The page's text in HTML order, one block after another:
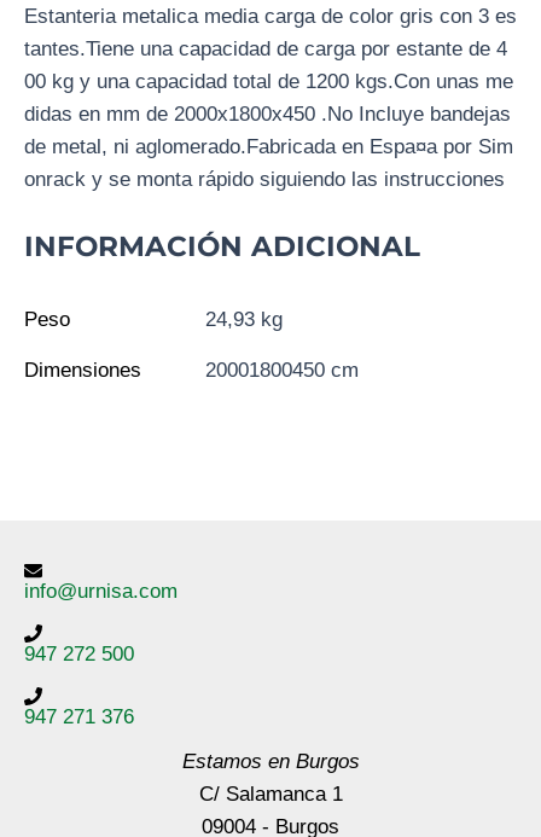
Estanteria metalica media carga de color gris con 3 es
tantes.Tiene una capacidad de carga por estante de 4
00 kg y una capacidad total de 1200 kgs.Con unas me
didas en mm de 2000x1800x450 .No Incluye bandejas
de metal, ni aglomerado.Fabricada en Espa¤a por Sim
onrack y se monta rápido siguiendo las instrucciones
INFORMACIÓN ADICIONAL
Peso 24,93 kg
Dimensiones 20001800450 cm
info@urnisa.com
947 272 500
947 271 376
Estamos en Burgos
C/ Salamanca 1
09004 - Burgos